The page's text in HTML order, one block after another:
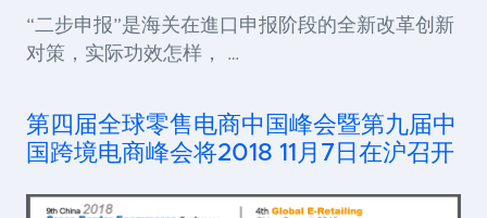
“二步申报”是海关在進口申报阶段的全新改革创新
对策，实际功效怎样， …
第四届全球零售电商中国峰会暨第九届中
国跨境电商峰会将2018 11月7日在沪召开